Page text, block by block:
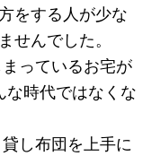
をする人が少な
せんでした。
っているお宅が
時代ではなくな
し布団を上手に